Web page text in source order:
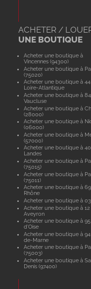
ACHETER /
UNE BOUTIQUE
Acheter une boutique à
Vincennes (94300)
Acheter une boutique à
(75020)
Acheter une boutique à 44
Loire-Atlantique
Acheter une boutique à 84
Vaucluse
Acheter une boutique à
(28000)
Acheter une boutique à
(06000)
Acheter une boutique à
(57000)
Acheter une boutique à 40
Landes
Acheter une boutique à
(75015)
Acheter une boutique à
(75011)
Acheter une boutique à 69
Rhône
Acheter une boutique à
Acheter une boutique à 12
Aveyron
Acheter une boutique à 95
d'Oise
Acheter une boutique à 94
de-Marne
Acheter une boutique à
(75003)
Acheter une boutique à
Denis (97400)